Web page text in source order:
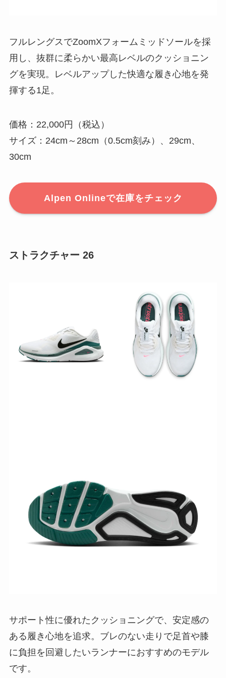
フルレングスでZoomXフォームミッドソールを採
用し、抜群に柔らかい最高レベルのクッショニン
グを実現。レベルアップした快適な履き心地を発
揮する1足。
価格：22,000円（税込）
サイズ：24cm～28cm（0.5cm刻み）、29cm、
30cm
Alpen Onlineで在庫をチェック
ストラクチャー 26
サポート性に優れたクッショニングで、安定感の
ある履き心地を追求。ブレのない走りで足首や膝
に負担を回避したいランナーにおすすめのモデル
です。